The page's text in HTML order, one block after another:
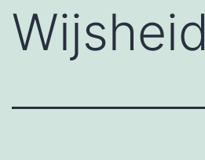
Wijsheid